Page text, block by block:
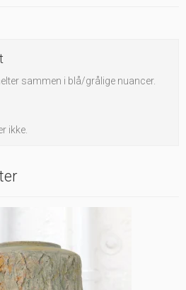
sammen i blå/grålige nuancer.
ikke.